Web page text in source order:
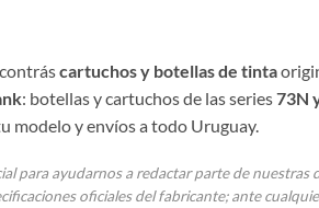
cartuchos y botellas de tinta
: botellas y cartuchos de las series73N
modelo y envíos a todo Uruguay.
para ayudarnos a redactar parte de
oficiales del fabricante; ante